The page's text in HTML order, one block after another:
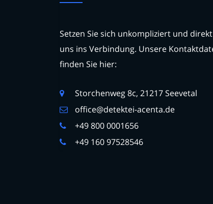
Setzen Sie sich unkompliziert und
uns ins Verbindung. Unsere
finden Sie hier:
Storchenweg 8c, 21217 Seevetal
office@detektei-acenta.de
+49 800 0001656
+49 160 97528546